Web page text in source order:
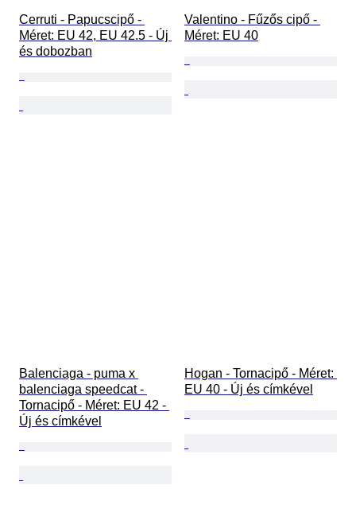
Cerruti - Papucscipő -
Méret: EU 42, EU 42.5 - Új
és dobozban
Valentino - Fűzős cipő -
Méret: EU 40
Balenciaga - puma x
balenciaga speedcat -
Tornacipő - Méret: EU 42 -
Új és címkével
Hogan - Tornacipő - Méret:
EU 40 - Új és címkével